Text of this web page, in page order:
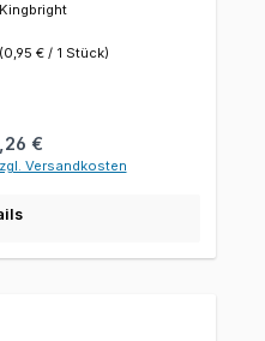
Kingbright
(0,95 € / 1 Stück)
Preis:
€
Versandkosten